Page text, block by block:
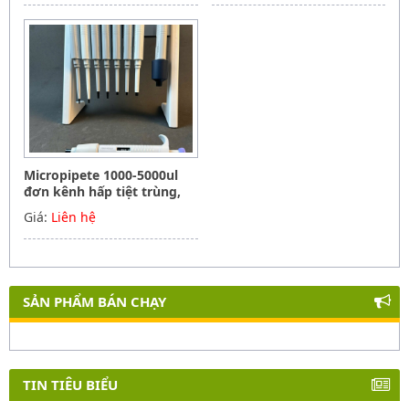
Micropipete 1000-5000ul
đơn kênh hấp tiệt trùng,
Hãng Phoenix instrument
Germany
Giá: Liên hệ
SẢN PHẨM BÁN CHẠY
TIN TIÊU BIỂU